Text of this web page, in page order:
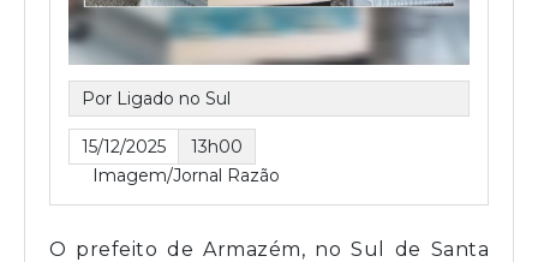
Por Ligado no Sul
15/12/2025
13h00
Imagem/Jornal Razão
O prefeito de Armazém, no Sul de Santa